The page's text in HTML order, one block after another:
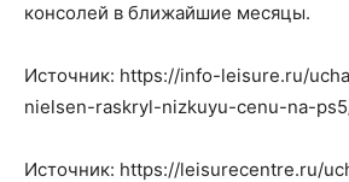
консолей в ближайшие месяцы.
Источник: https://info-leisure.ru/
nielsen-raskryl-nizkuyu-cenu-na-
Источник: https://leisurecentre.ru/